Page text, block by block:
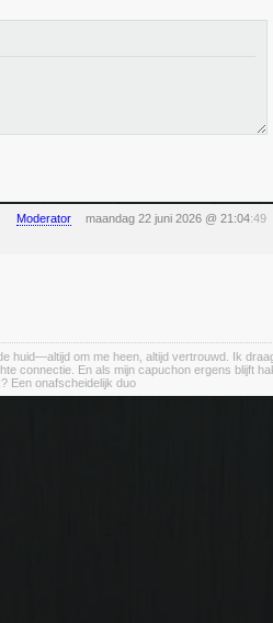
Moderator maandag 22 juni 2026 @ 21:04:49
huid—altijd om me heen, altijd vertrouwd. Ik
connectie. En als mijn capuchon ergens blijft
Een onafscheidelijk duo